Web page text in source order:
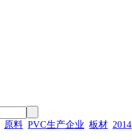
原料 PVC生产企业 板材 2014